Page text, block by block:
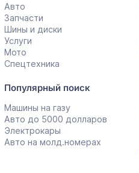
Авто
Запчасти
Шины и диски
Услуги
Мото
Спецтехника
Популярный поиск
Машины на газу
Авто до 5000 долларов
Электрокары
Авто на молд.номерах